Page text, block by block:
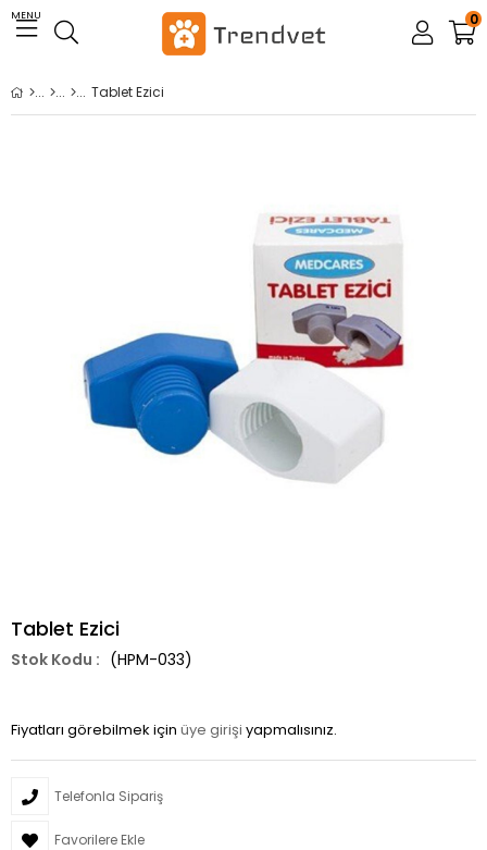
MENU 0
Tablet Ezici
Tablet Ezici
(HPM-033)
Fiyatları görebilmek için üye girişi yapmalısınız.
Telefonla Sipariş
Favorilere Ekle